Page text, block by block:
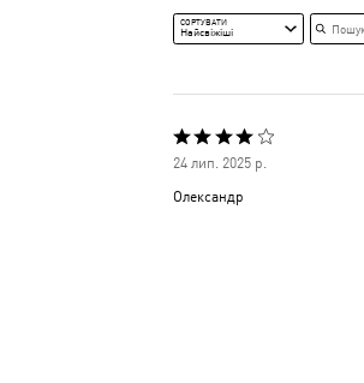
СОРТУВАТИ
Найсвіжіші
Пошук
Оцінено
24 лип. 2025 р.
Олександр